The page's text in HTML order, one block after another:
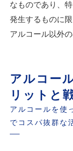
なものであり、
発生するものに
アルコール以外
アルコー
リットと
アルコールを使
でコスパ抜群な